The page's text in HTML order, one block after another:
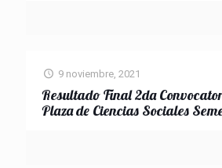
9 noviembre, 2021
Resultado Final 2da
Plaza de Ciencias Sociales